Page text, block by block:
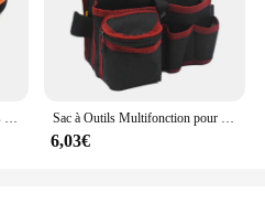
HILDA Grande Capacité Outils Sac Outils Étanche Sacs à Outils Électricien Matériel Outils Sac Sac à Outils Multifonction pour Électricien, Oxford, Gril, Multi-Poches, Étanche, Anti-Chute, Organisateur
6,03€